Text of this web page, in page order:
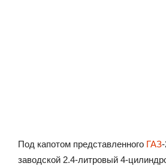
Под капотом представленного ГАЗ
заводской 2.4-литровый 4-